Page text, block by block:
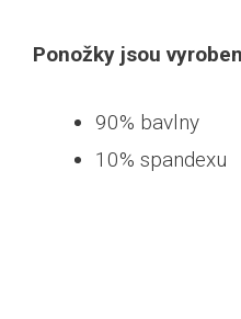
Ponožky jsou
90% bavlny
10% spandexu